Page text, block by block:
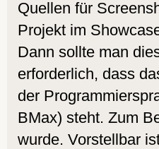
Quellen für
Projekt im
Dann sollte man
erforderlich, dass
der
BMax) steht. Zum
wurde. Vorstellbar